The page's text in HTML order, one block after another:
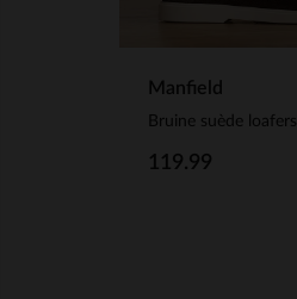
Manfield
Bruine suède loafers
119.99